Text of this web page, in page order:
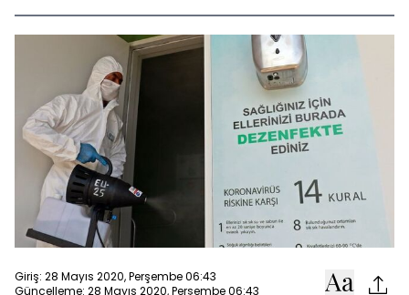
Giriş: 28 Mayıs 2020, Perşembe 06:43
Güncelleme: 28 Mayıs 2020, Perşembe 06:43